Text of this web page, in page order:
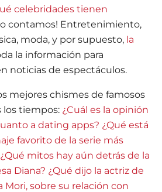
celebridades tienen
lo contamos! Entretenimiento,
moda, y por supuesto, la
la información para
noticias de espectáculos.
mejores chismes de famosos
los tiempos: ¿Cuál es la opinión
a dating apps? ¿Qué está
favorito de la serie más
¿Qué mitos hay aún detrás de la
Diana? ¿Qué dijo la actriz de
Mori, sobre su relación con